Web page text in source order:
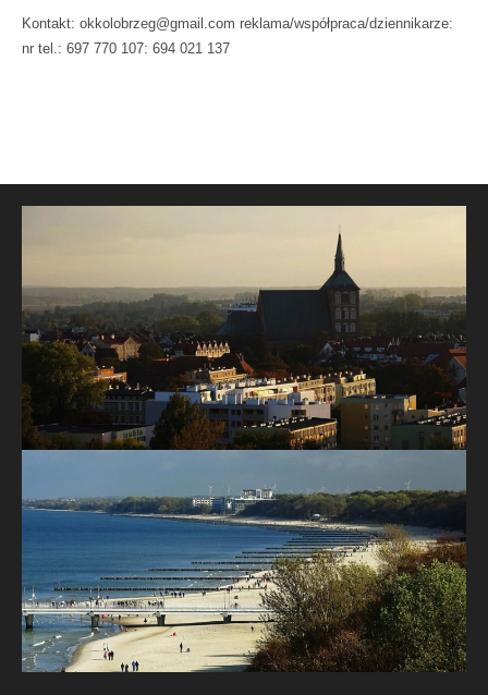
Kontakt: okkolobrzeg@gmail.com reklama/współpraca/dziennikarze:
nr tel.: 697 770 107: 694 021 137